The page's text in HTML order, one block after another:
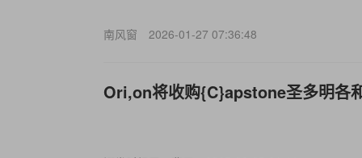
南风窗 2026-01-27 07:36:48
Ori,on将收购{C}apstone圣多明各